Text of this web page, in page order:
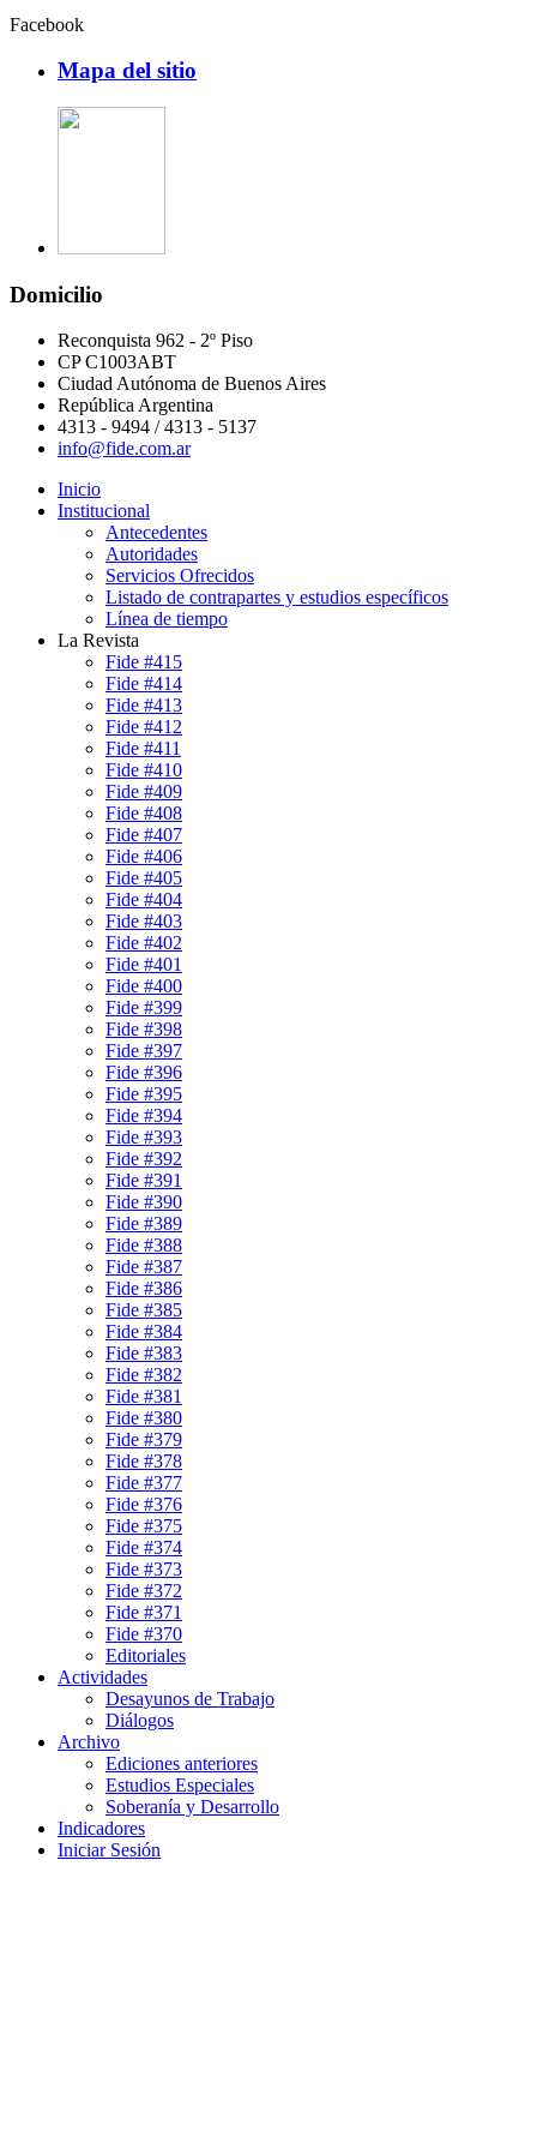
Facebook
Mapa del sitio
Domicilio
Reconquista 962 - 2º Piso
CP C1003ABT
Ciudad Autónoma de Buenos Aires
República Argentina
4313 - 9494 / 4313 - 5137
info@fide.com.ar
Inicio
Institucional
Antecedentes
Autoridades
Servicios Ofrecidos
Listado de contrapartes y estudios específicos
Línea de tiempo
La Revista
Fide #415
Fide #414
Fide #413
Fide #412
Fide #411
Fide #410
Fide #409
Fide #408
Fide #407
Fide #406
Fide #405
Fide #404
Fide #403
Fide #402
Fide #401
Fide #400
Fide #399
Fide #398
Fide #397
Fide #396
Fide #395
Fide #394
Fide #393
Fide #392
Fide #391
Fide #390
Fide #389
Fide #388
Fide #387
Fide #386
Fide #385
Fide #384
Fide #383
Fide #382
Fide #381
Fide #380
Fide #379
Fide #378
Fide #377
Fide #376
Fide #375
Fide #374
Fide #373
Fide #372
Fide #371
Fide #370
Editoriales
Actividades
Desayunos de Trabajo
Diálogos
Archivo
Ediciones anteriores
Estudios Especiales
Soberanía y Desarrollo
Indicadores
Iniciar Sesión